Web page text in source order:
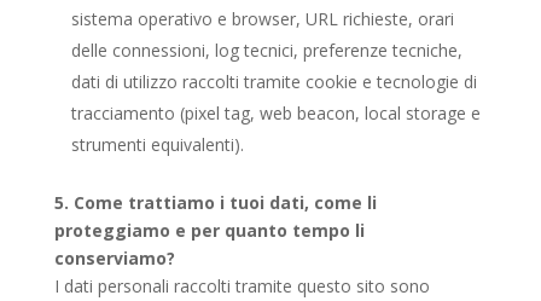
sistema operativo e browser, URL richieste, orari
delle connessioni, log tecnici, preferenze tecniche,
dati di utilizzo raccolti tramite cookie e tecnologie di
tracciamento (pixel tag, web beacon, local storage e
strumenti equivalenti).
5. Come trattiamo i tuoi dati, come li
proteggiamo e per quanto tempo li
conserviamo?
I dati personali raccolti tramite questo sito sono